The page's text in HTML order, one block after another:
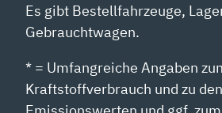
Es gibt Bestellfahrzeuge,
Gebrauchtwagen.
* = Umfangreiche Angaben
Kraftstoffverbrauch und zu